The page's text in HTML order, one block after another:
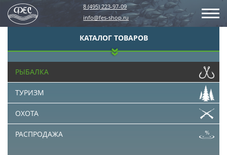
8 (495) 223-97-09
info@fes-shop.ru
КАТАЛОГ ТОВАРОВ
РЫБАЛКА
ТУРИЗМ
ОХОТА
РАСПРОДАЖА